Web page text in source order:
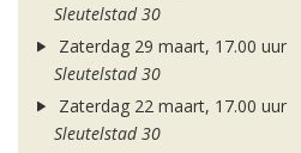
Sleutelstad 30
Zaterdag 29 maart, 17.00 uur
Sleutelstad 30
Zaterdag 22 maart, 17.00 uur
Sleutelstad 30